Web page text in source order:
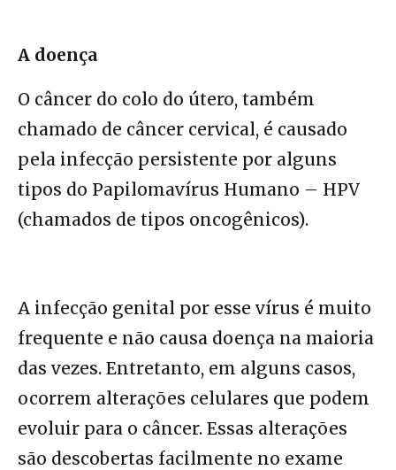
A doença
O câncer do colo do útero, também
chamado de câncer cervical, é causado
pela infecção persistente por alguns
tipos do Papilomavírus Humano – HPV
(chamados de tipos oncogênicos).
A infecção genital por esse vírus é muito
frequente e não causa doença na maioria
das vezes. Entretanto, em alguns casos,
ocorrem alterações celulares que podem
evoluir para o câncer. Essas alterações
são descobertas facilmente no exame